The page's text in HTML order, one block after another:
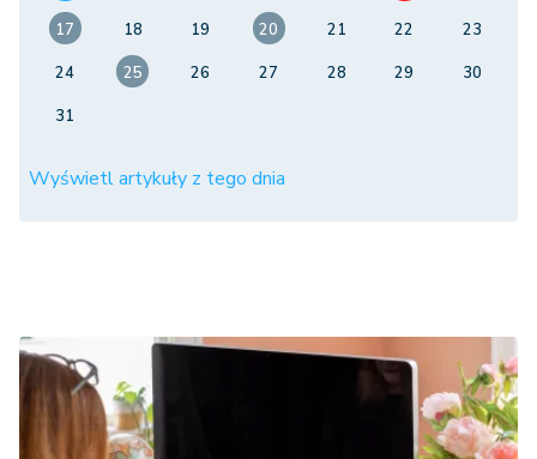
17
18 19 20 21 22
23
24
25 26 27 28 29
30
31
Wyświetl artykuły z tego dnia